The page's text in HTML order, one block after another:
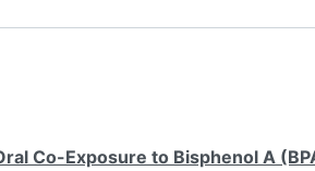
Co-Exposure to Bisphenol A